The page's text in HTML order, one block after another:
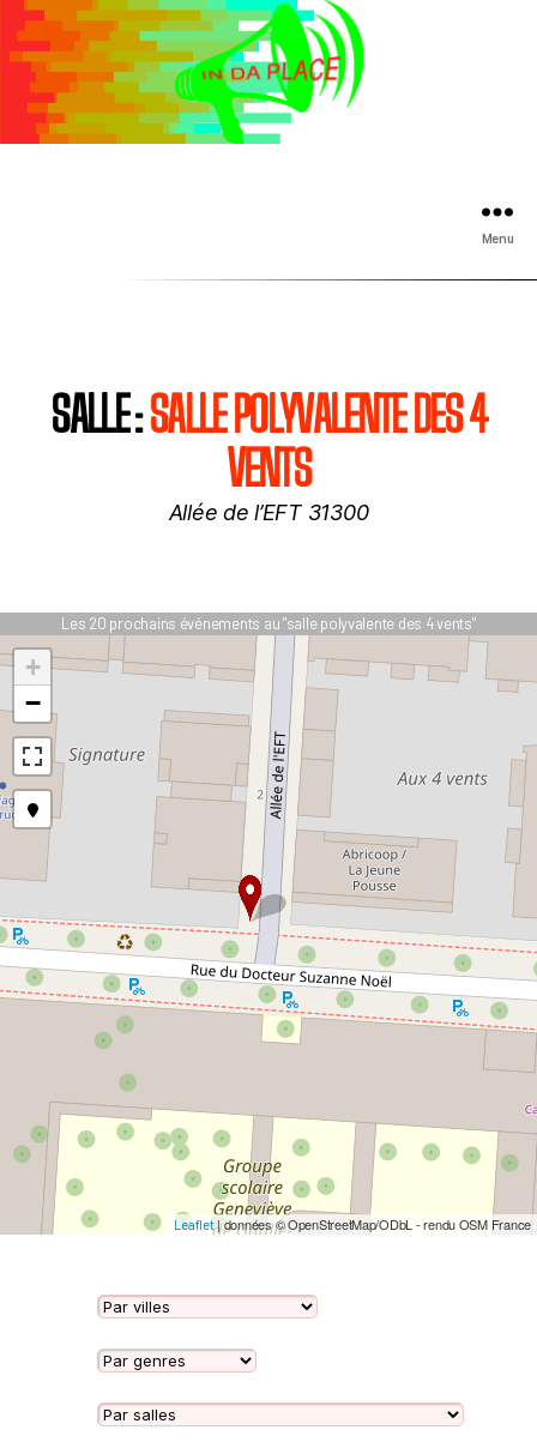
Menu
SALLE :SALLE POLYVALENTE DES 4
VENTS
Allée de l’EFT 31300
Les 20 prochains événements au "salle polyvalente des 4 vents"
+
−
Leaflet| données © OpenStreetMap/ODbL - rendu OSM France